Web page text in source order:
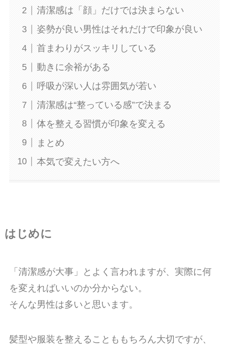
清潔感は「顔」だけでは決まらない
姿勢が良い男性はそれだけで印象が良い
首まわりがスッキリしている
動きに余裕がある
呼吸が深い人は雰囲気が若い
清潔感は“整っている感”で決まる
体を整える習慣が印象を変える
まとめ
本気で変えたい方へ
はじめに
「清潔感が大事」とよく言われますが、実際に何
を変えればいいのか分からない。
そんな男性は多いと思います。
髪型や服装を整えることももちろん大切ですが、